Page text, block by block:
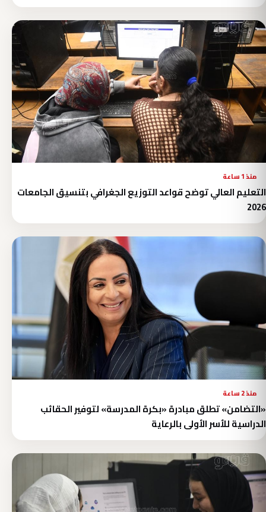
منذ 1 ساعة
التعليم العالي توضح قواعد التوزيع الجغرافي بتنسيق الجامعات
2026
منذ 2 ساعة
«التضامن» تطلق مبادرة «بكرة المدرسة» لتوفير الحقائب
الدراسية للأسر الأولى بالرعاية